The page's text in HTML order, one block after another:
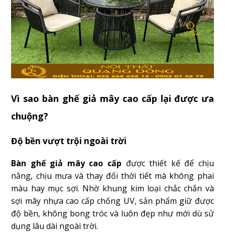
Vì sao bàn ghế giả mây cao cấp lại được ưa
chuộng?
Độ bền vượt trội ngoài trời
Bàn ghế giả mây cao cấp được thiết kế để chịu
nắng, chịu mưa và thay đổi thời tiết mà không phai
màu hay mục sợi. Nhờ khung kim loại chắc chắn và
sợi mây nhựa cao cấp chống UV, sản phẩm giữ được
độ bền, không bong tróc và luôn đẹp như mới dù sử
dụng lâu dài ngoài trời.